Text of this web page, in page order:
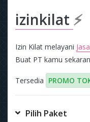
izinkilat ⚡
Izin Kilat melayani
Buat PT kamu
Tersedia PROMO
Pilih Paket